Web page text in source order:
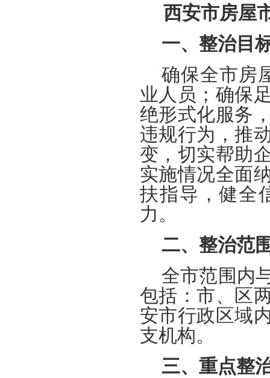
西安市房屋
一、整治目
确保全市房
业人员；确保
绝形式化服务
违规行为，推
变，切实帮助
实施情况全面
扶指导，健全
力。
二、整治范
全市范围内
包括：市、区
安市行政区域
支机构。
三、重点整